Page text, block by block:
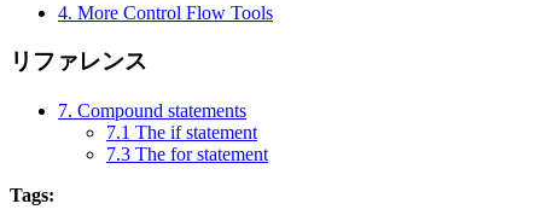
4. More Control Flow Tools
リファレンス
7. Compound statements
7.1 The if statement
7.3 The for statement
Tags: